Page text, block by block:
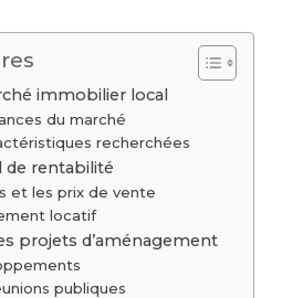
immobilier local
du marché
recherchées
de rentabilité
et les prix de vente
locatif
projets d’aménagement
publiques